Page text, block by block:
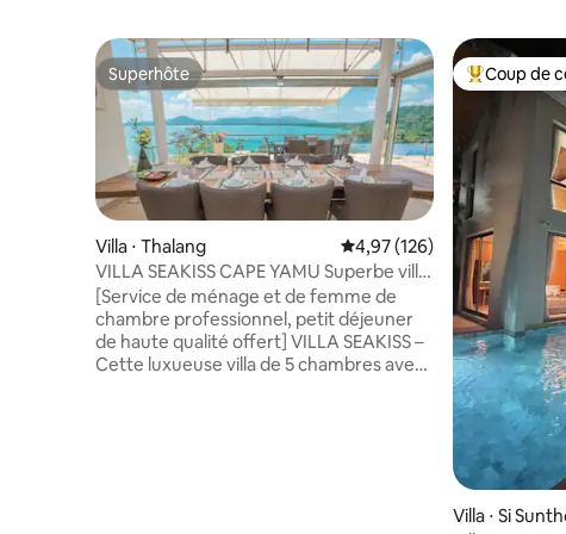
Superhôte
Superhôte
Villa ⋅ Thalang Évaluation moyenne sur la
4,97 (126)
VILLA SEAKISS CAPE YAMU Superbe villa
avec vue sur la mer, petit déjeuner
offert, femme de ménage et majordome
[Service de ménage et de femme de
chambre professionnel, petit déjeuner
de haute qualité offert] VILLA SEAKISS –
Cette luxueuse villa de 5 chambres avec
Coups de
Coup de
Villa ⋅ Si